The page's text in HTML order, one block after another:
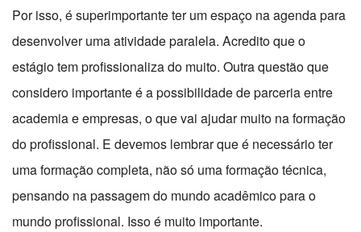
Por isso, é superimportante ter um espaço na agenda para
desenvolver uma atividade paralela. Acredito que o
estágio tem profissionaliza do muito. Outra questão que
considero importante é a possibilidade de parceria entre
academia e empresas, o que vai ajudar muito na formação
do profissional. E devemos lembrar que é necessário ter
uma formação completa, não só uma formação técnica,
pensando na passagem do mundo acadêmico para o
mundo profissional. Isso é muito importante.